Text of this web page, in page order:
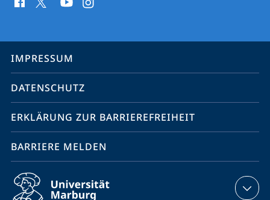
Media
Service-
Navigation
IMPRESSUM
DATENSCHUTZ
ERKLÄRUNG ZUR BARRIEREFREIHEIT
BARRIERE MELDEN